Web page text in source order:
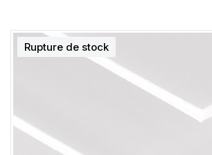
Papiers
Cartons mousse & plume
Rupture de stock